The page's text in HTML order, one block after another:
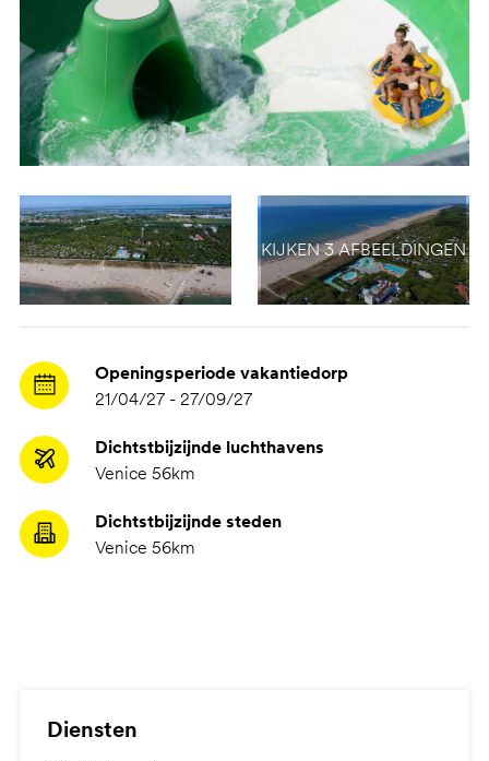
KIJKEN 3 AFBEELDINGEN
Openingsperiode vakantiedorp
21/04/27 - 27/09/27
Dichtstbijzijnde luchthavens
Venice 56km
Dichtstbijzijnde steden
Venice 56km
Diensten